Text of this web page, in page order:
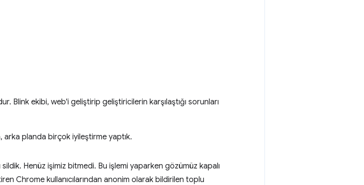
Blink ekibi, web'i geliştirip geliştiricilerin karşılaştığı sorunları
arka planda birçok iyileştirme yaptık.
sildik. Henüz işimiz bitmedi. Bu işlemi yaparken gözümüz kapalı
Chrome kullanıcılarından anonim olarak bildirilen toplu